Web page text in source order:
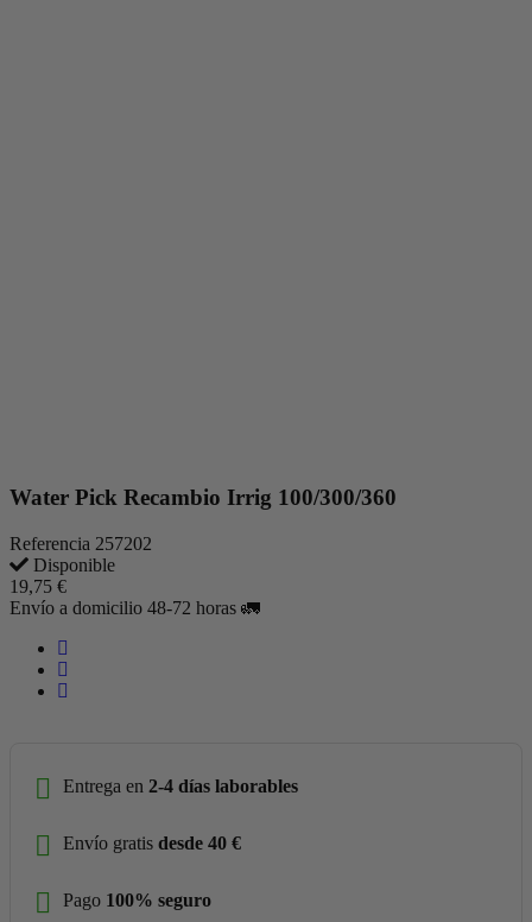
Water Pick Recambio Irrig 100/300/360
Referencia 257202
Disponible
19,75 €
Envío a domicilio 48-72 horas 🚛
Entrega en 2-4 días laborables
Envío gratis desde 40 €
Pago 100% seguro